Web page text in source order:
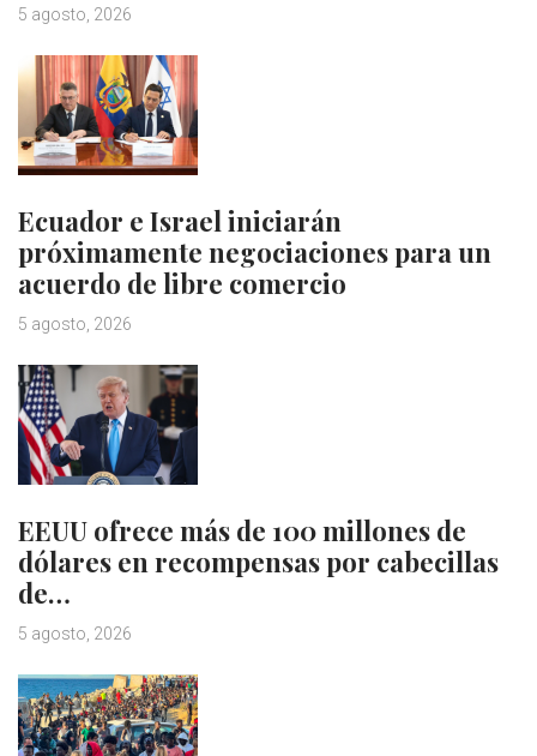
5 agosto, 2026
Ecuador e Israel iniciarán
próximamente negociaciones para un
acuerdo de libre comercio
5 agosto, 2026
EEUU ofrece más de 100 millones de
dólares en recompensas por cabecillas
de…
5 agosto, 2026